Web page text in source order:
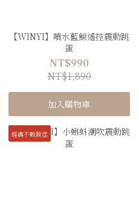
【WINYI】噴水藍鯨遙控震動跳
蛋
NT$990
NT$1,890
加入購物車
經典不敗款👏